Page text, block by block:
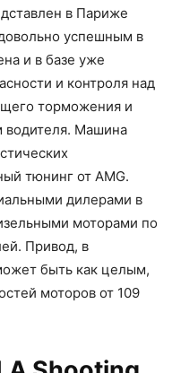
в Париже
успешным в
и в базе уже
и контроля над
торможения и
водителя. Машина
тюнинг от AMG.
дилерами в
моторами по
Привод, в
быть как целым,
моторов от 109